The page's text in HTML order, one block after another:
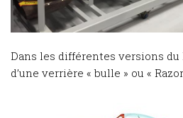
Dans les différentes versions du
d’une verrière « bulle » ou «